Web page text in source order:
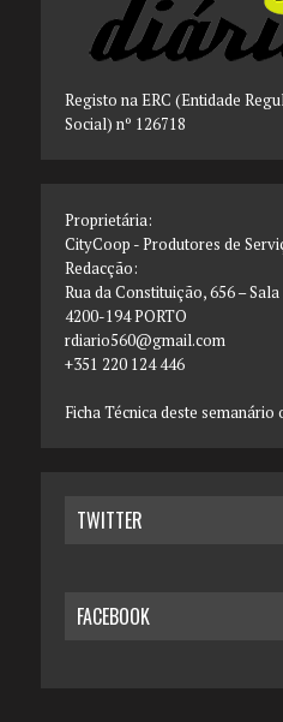
Registo na ERC (Entidade
Social) nº 126718
Proprietária:
CityCoop - Produtores de
Redacção:
Rua da Constituição, 656 – Sala
4200-194 PORTO
rdiario560@gmail.com
+351 220 124 446
Ficha Técnica deste semanário
TWITTER
FACEBOOK